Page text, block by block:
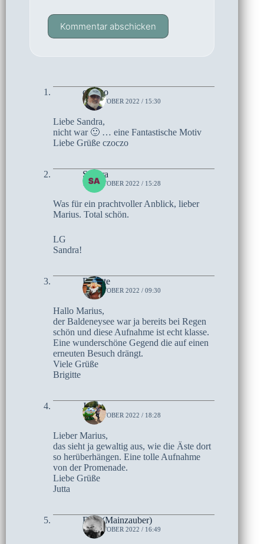
Kommentar abschicken
czoczo
18. OKTOBER 2022 / 15:30
Liebe Sandra,
nicht war 🙂 … eine Fantastische Motiv
Liebe Grüße czoczo
Sandra
15. OKTOBER 2022 / 15:28
Was für ein prachtvoller Anblick, lieber
Marius. Total schön.
LG
Sandra!
Brigitte
15. OKTOBER 2022 / 09:30
Hallo Marius,
der Baldeneysee war ja bereits bei Regen
schön und diese Aufnahme ist echt klasse.
Eine wunderschöne Gegend die auf einen
erneuten Besuch drängt.
Viele Grüße
Brigitte
Jutta
14. OKTOBER 2022 / 18:28
Lieber Marius,
das sieht ja gewaltig aus, wie die Äste dort
so herüberhängen. Eine tolle Aufnahme
von der Promenade.
Liebe Grüße
Jutta
Elke (Mainzauber)
14. OKTOBER 2022 / 16:49